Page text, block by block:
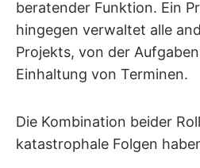
beratender Funktion. Ein
hingegen verwaltet alle
Projekts, von der
Einhaltung von Terminen.
Die Kombination beider
katastrophale Folgen